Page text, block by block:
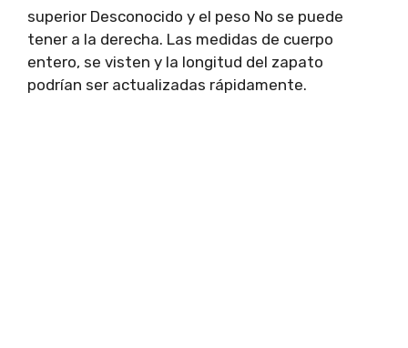
superior Desconocido y el peso No se puede
tener a la derecha. Las medidas de cuerpo
entero, se visten y la longitud del zapato
podrían ser actualizadas rápidamente.